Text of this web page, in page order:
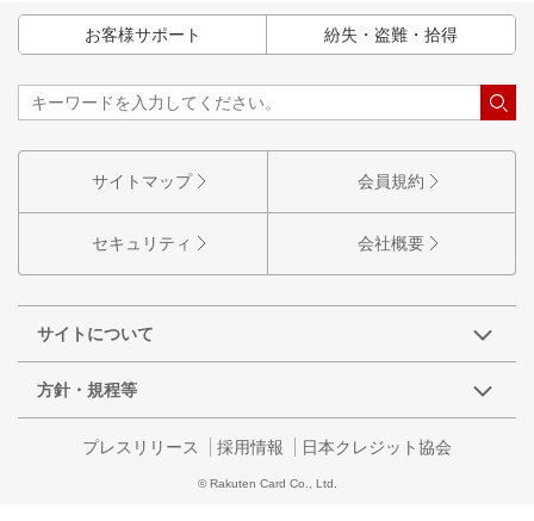
お客様サポート 紛失・盗難・拾得
サイトマップ 会員規約
セキュリティ 会社概要
サイトについて
方針・規程等
プレスリリース 採用情報 日本クレジット協会
© Rakuten Card Co., Ltd.